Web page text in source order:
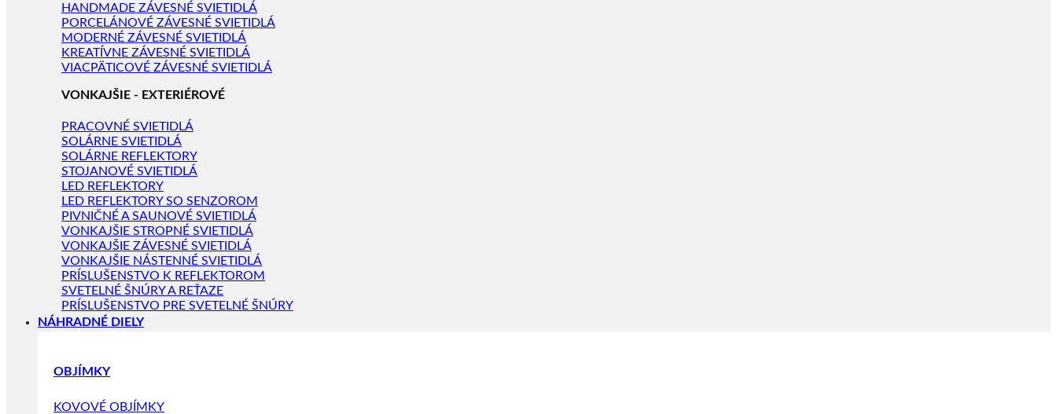
HANDMADE ZÁVESNÉ SVIETIDLÁ
PORCELÁNOVÉ ZÁVESNÉ SVIETIDLÁ
MODERNÉ ZÁVESNÉ SVIETIDLÁ
KREATÍVNE ZÁVESNÉ SVIETIDLÁ
VIACPÄTICOVÉ ZÁVESNÉ SVIETIDLÁ
VONKAJŠIE - EXTERIÉROVÉ
PRACOVNÉ SVIETIDLÁ
SOLÁRNE SVIETIDLÁ
SOLÁRNE REFLEKTORY
STOJANOVÉ SVIETIDLÁ
LED REFLEKTORY
LED REFLEKTORY SO SENZOROM
PIVNIČNÉ A SAUNOVÉ SVIETIDLÁ
VONKAJŠIE STROPNÉ SVIETIDLÁ
VONKAJŠIE ZÁVESNÉ SVIETIDLÁ
VONKAJŠIE NÁSTENNÉ SVIETIDLÁ
PRÍSLUŠENSTVO K REFLEKTOROM
SVETELNÉ ŠNÚRY A REŤAZE
PRÍSLUŠENSTVO PRE SVETELNÉ ŠNÚRY
NÁHRADNÉ DIELY
OBJÍMKY
KOVOVÉ OBJÍMKY